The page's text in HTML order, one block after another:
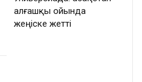
алғашқы ойында
жеңіске жетті